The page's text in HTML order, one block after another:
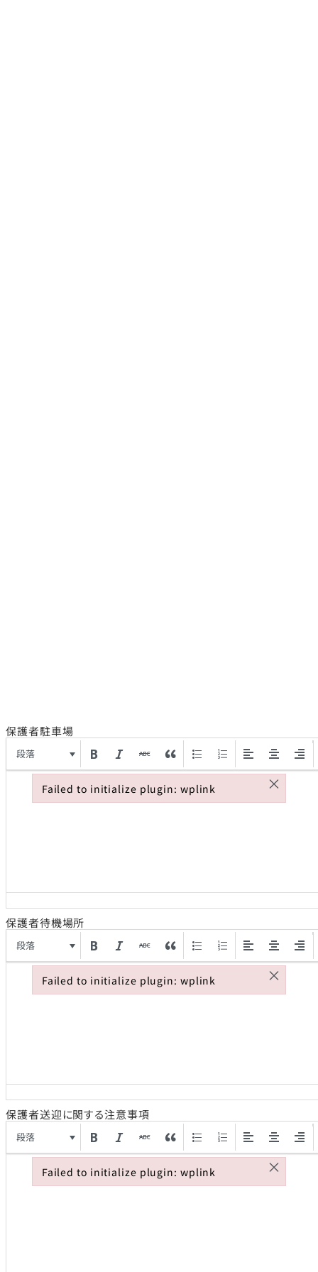
保護者駐車場
段落
保護者待機場所
段落
保護者送迎に関する注意事項
段落
Failed to initialize plugin: wplink ×
Failed to initialize plugin: wplink
Failed to initialize plugin: wplink ×
Failed to initialize plugin: wplink
Failed to initialize plugin: wplink ×
Failed to initialize plugin: wplink